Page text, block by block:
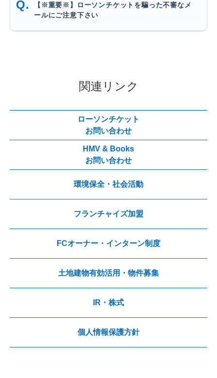
【※重要※】ローソンチケットを騙った不審なメ
ールにご注意下さい
関連リンク
ローソンチケット
お問い合わせ
HMV & Books
お問い合わせ
環境保全・社会活動
フランチャイズ加盟
FCオーナー・インターン制度
土地建物有効活用・物件募集
IR・株式
個人情報保護方針